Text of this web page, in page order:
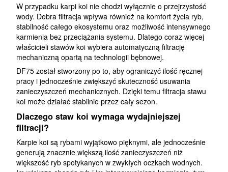
W przypadku karpi koi nie chodzi wyłącznie o przejrzystość
wody. Dobra filtracja wpływa również na komfort życia ryb,
stabilność całego ekosystemu oraz możliwość intensywnego
karmienia bez przeciążania systemu. Dlatego coraz więcej
właścicieli stawów koi wybiera automatyczną filtrację
mechaniczną opartą na technologii bębnowej.
DF75 został stworzony po to, aby ograniczyć ilość ręcznej
pracy i jednocześnie zwiększyć skuteczność usuwania
zanieczyszczeń mechanicznych. Dzięki temu filtracja stawu
koi może działać stabilnie przez cały sezon.
Dlaczego staw koi wymaga wydajniejszej
filtracji?
Karpie koi są rybami wyjątkowo pięknymi, ale jednocześnie
generują znacznie większą ilość zanieczyszczeń niż
większość ryb spotykanych w zwykłych oczkach wodnych.